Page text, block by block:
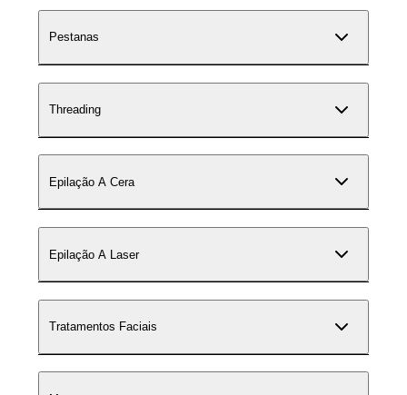
Pestanas
Threading
Epilação A Cera
Epilação A Laser
Tratamentos Faciais